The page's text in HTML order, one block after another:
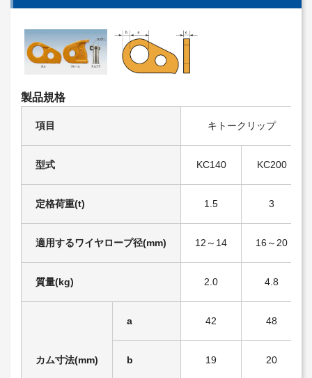
製品規格
項目 キトークリップ
型式 KC140 KC200
定格荷重(t) 1.5 3
適用するワイヤロープ径(mm) 12～14 16～20
質量(kg) 2.0 4.8
カム寸法(mm)
a 42 48
b 19 20